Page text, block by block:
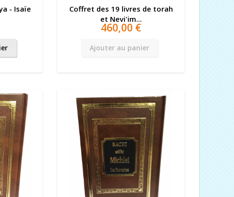
- Isaïe
Coffret des 19 livres de torah
et Nevi'im...
460,00 €
Ajouter au panier